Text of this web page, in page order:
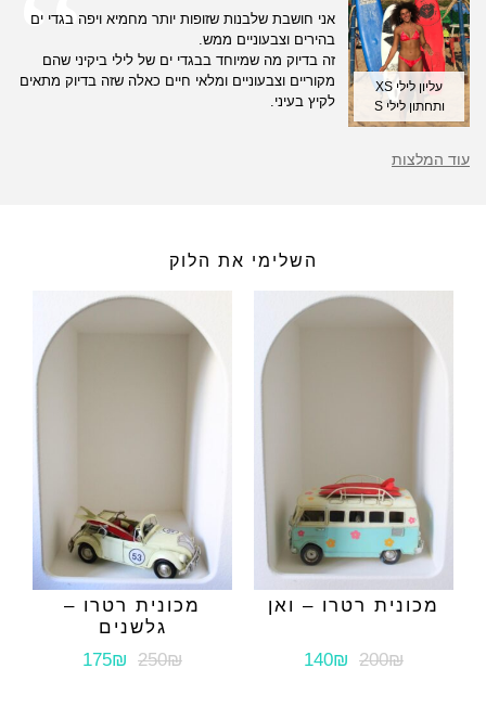
עליון לילי XS
ותחתון לילי S
אני חושבת שלבנות שזופות יותר מחמיא ויפה בגדי ים
בהירים וצבעוניים ממש.
זה בדיוק מה שמיוחד בבגדי ים של לילי ביקיני שהם
מקוריים וצבעוניים ומלאי חיים כאלה שזה בדיוק מתאים
לקיץ בעיני.
עוד המלצות
השלימי את הלוק
מכונית רטרו – ואן
200₪
140₪
מכונית רטרו –
גלשנים
250₪
175₪